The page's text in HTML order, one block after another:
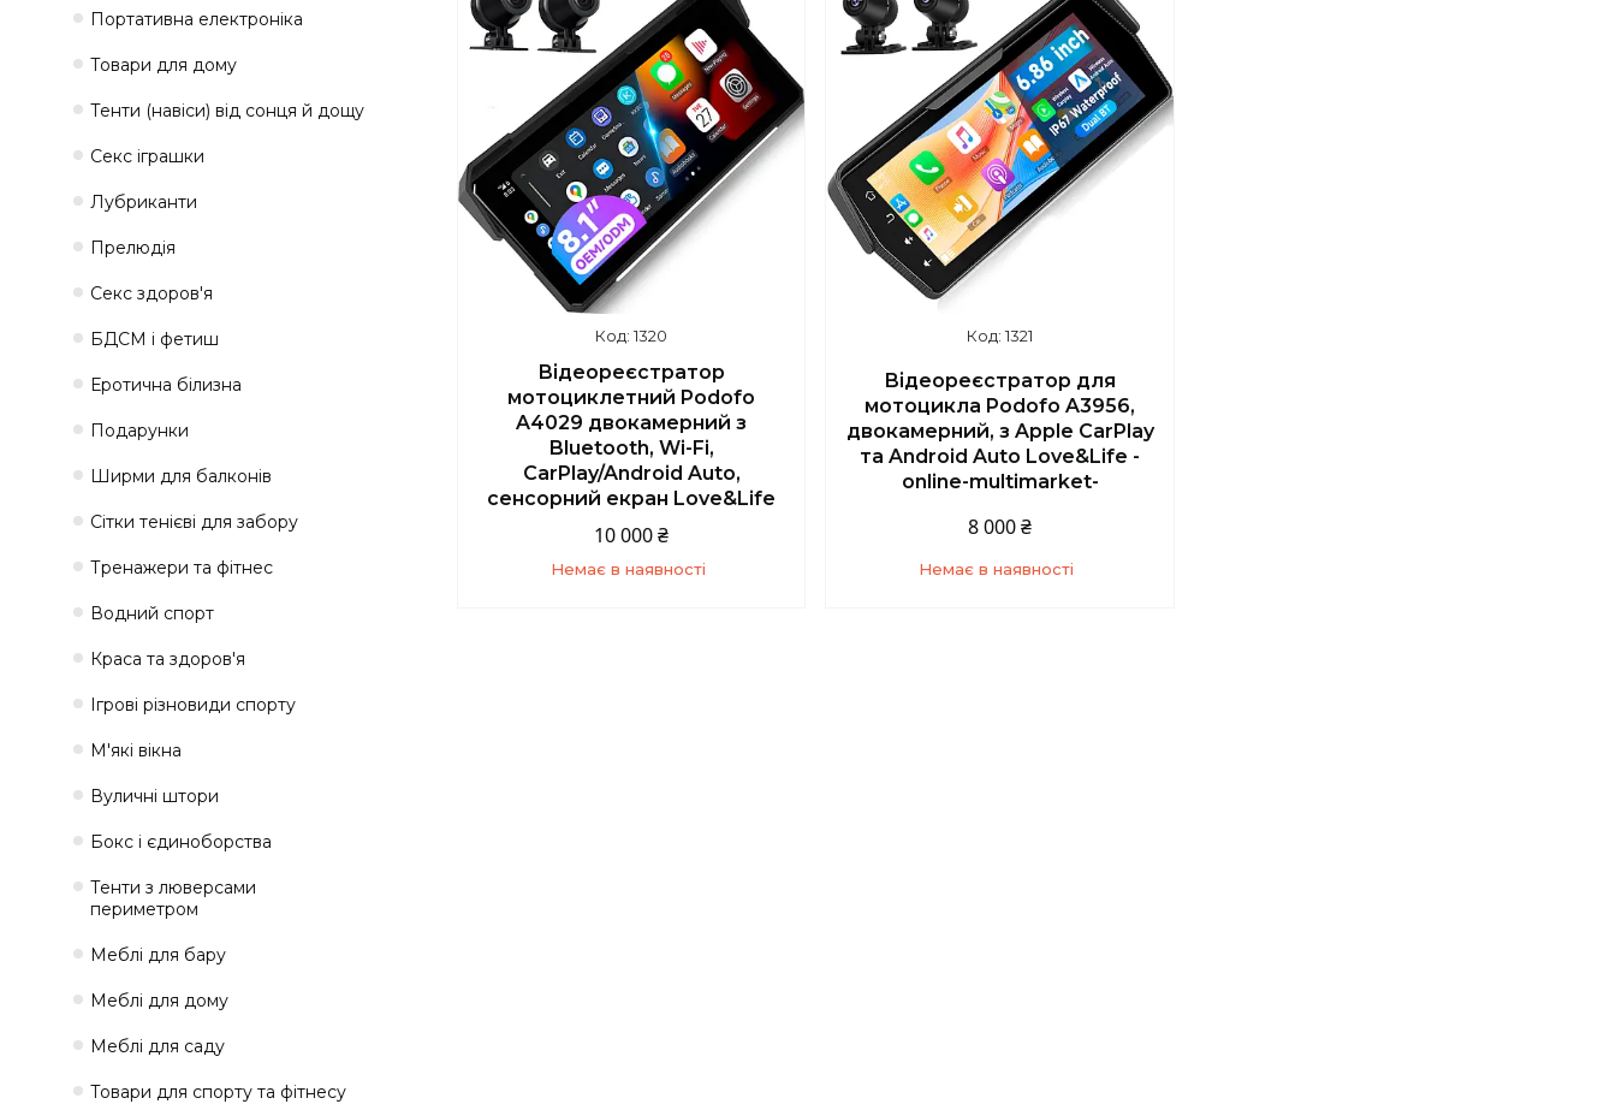
1320
Відеореєстратор
мотоциклетний Podofo
A4029 двокамерний з
Bluetooth, Wi-Fi,
CarPlay/Android Auto,
сенсорний екран Love&Life
10 000 ₴
Немає в наявності
1321
Відеореєстратор для
мотоцикла Podofo A3956,
двокамерний, з Apple CarPlay
та Android Auto Love&Life -
online-multimarket-
8 000 ₴
Немає в наявності
Портативна електроніка
Товари для дому
Тенти (навіси) від сонця й дощу
Секс іграшки
Лубриканти
Прелюдія
Секс здоров'я
БДСМ і фетиш
Еротична білизна
Подарунки
Ширми для балконів
Сітки тенієві для забору
Тренажери та фітнес
Водний спорт
Краса та здоров'я
Ігрові різновиди спорту
М'які вікна
Вуличні штори
Бокс і єдиноборства
Тенти з люверсами
периметром
Меблі для бару
Меблі для дому
Меблі для саду
Товари для спорту та фітнесу